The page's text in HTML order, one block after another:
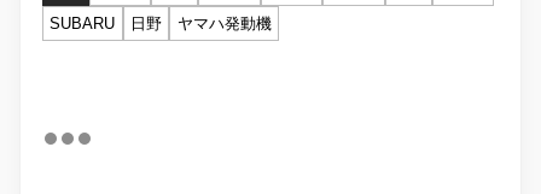
SUBARU
日野 ヤマハ発動機